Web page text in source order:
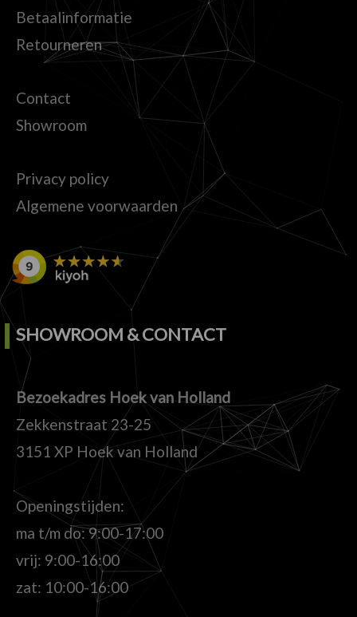
Betaalinformatie
Retourneren
Contact
Showroom
Privacy policy
Algemene voorwaarden
SHOWROOM & CONTACT
Bezoekadres Hoek van Holland
Zekkenstraat 23-25
3151 XP Hoek van Holland
Openingstijden:
ma t/m do: 9:00-17:00
vrij: 9:00-16:00
zat: 10:00-16:00